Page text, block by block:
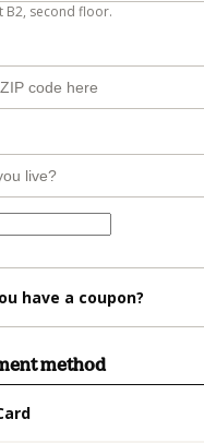
B2, second floor.
have a coupon?
method